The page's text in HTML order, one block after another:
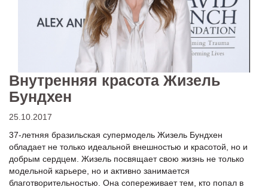
Внутренняя красота Жизель
Бундхен
25.10.2017
37-летняя бразильская супермодель Жизель Бундхен
обладает не только идеальной внешностью и красотой, но и
добрым сердцем. Жизель посвящает свою жизнь не только
модельной карьере, но и активно занимается
благотворительностью. Она сопереживает тем, кто попал в